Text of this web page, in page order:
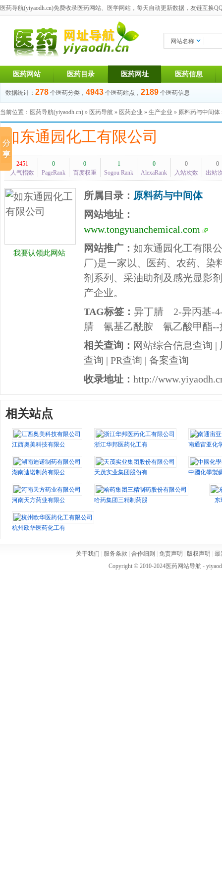
医药导航(yiyaodh.cn)免费收录医药网站、医学网站，每天自动更新数据，友链互换
网站名称
医药网站 医药目录 医药网址 医药信息
数据统计： 278 个医药分类， 4943 个医药站点， 2189 个医药信息
当前位置： 医药导航(yiyaodh.cn) » 医药导航 » 医药企业 » 生产企业 » 原料药与中间体
如东通园化工有限公司
2451
人气指数
0
PageRank
0
百度权重
1
Sogou Rank
0
AlexaRank
0
入站次数
0
出站
我要认领此网站
所属目录： 原料药与中间体
网站地址：
www.tongyuanchemical.com
网站推广： 如东通园化工有限
厂)是一家以、医药、农药、染
剂系列、采油助剂及感光显影
产企业。
TAG标签： 异丁腈
2-异丙基-
腈
氰基乙酰胺
氰乙酸甲酯
相关查询： 网站综合信息查询 |
查询 | PR查询 | 备案查询
收录地址： http://
相关站点
江西奥美科技有限公司 浙江华邦医药化工有限公司 南通宙亚化
湖南迪诺制药有限公司 天茂实业集团股份有限公司 中國化學製
河南天方药业有限公司 哈药集团三精制药股份有限公司 东
杭州欧华医药化工有限公司
关于我们 服务条款 合作细则 免责声明 版权声明
最
Copyright © 2010-2024医药网站导航-